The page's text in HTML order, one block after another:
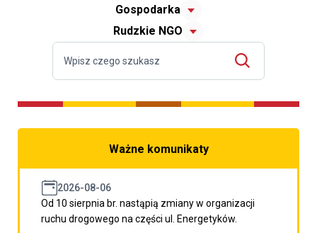
Gospodarka
Rudzkie NGO
Ważne komunikaty
2026-08-06
Od 10 sierpnia br. nastąpią zmiany w organizacji
ruchu drogowego na części ul. Energetyków.